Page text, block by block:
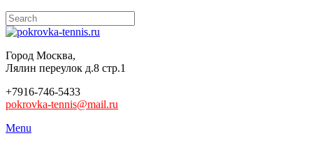
Город Москва,
Лялин переулок д.8 стр.1
+7916-746-5433
pokrovka-tennis@mail.ru
Menu